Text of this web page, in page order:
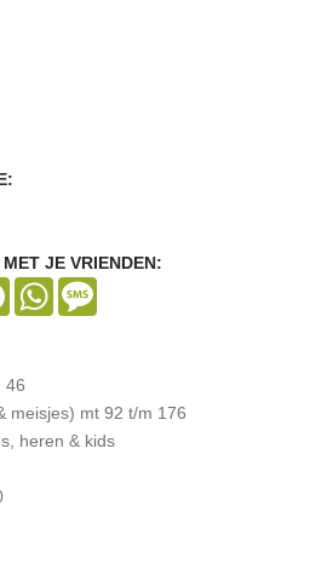
JE VRIENDEN:
PinterestWhatsApp
46
meisjes) mt 92 t/m 176
heren & kids